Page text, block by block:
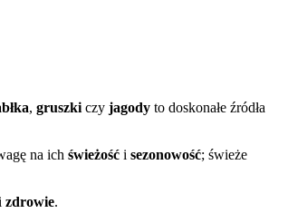
, gruszki czy jagody to doskonałe źródła
na ich świeżość i sezonowość; świeże
zdrowie.